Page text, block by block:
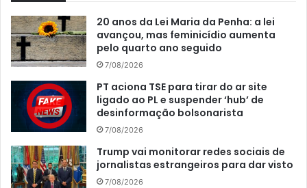
20 anos da Lei Maria da Penha: a lei
avançou, mas feminicídio aumenta
pelo quarto ano seguido
7/08/2026
PT aciona TSE para tirar do ar site
ligado ao PL e suspender ‘hub’ de
desinformação bolsonarista
7/08/2026
Trump vai monitorar redes sociais de
jornalistas estrangeiros para dar visto
7/08/2026